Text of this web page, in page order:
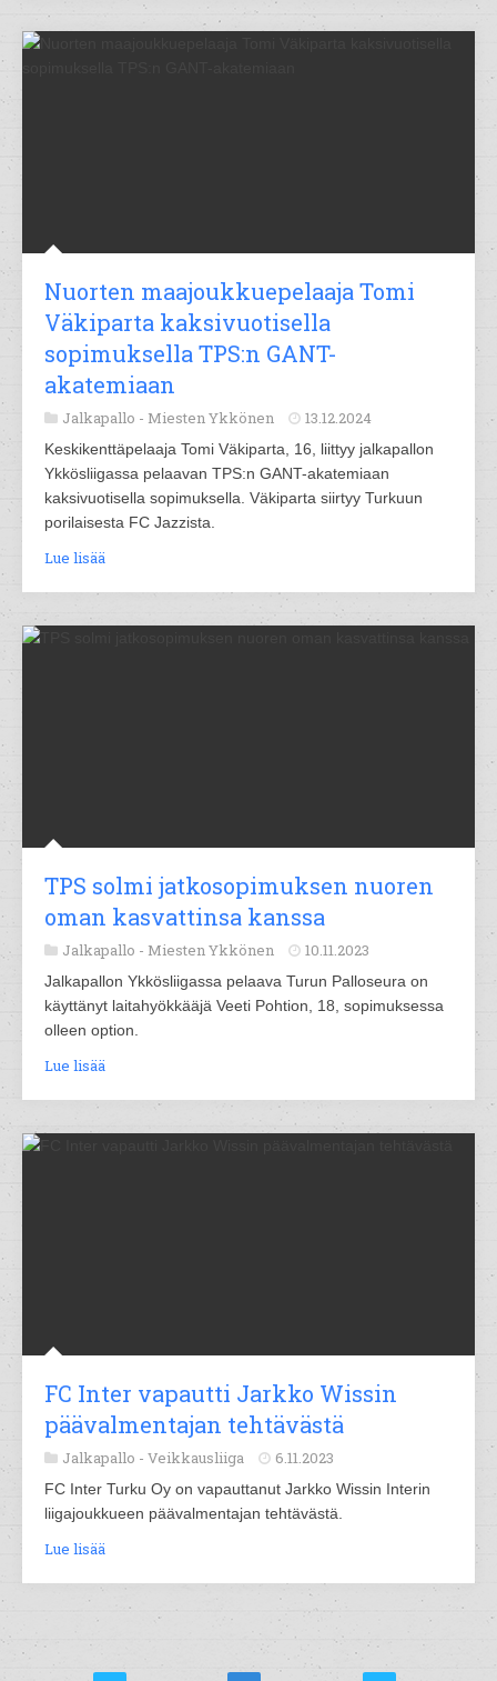
Nuorten maajoukkuepelaaja Tomi
Väkiparta kaksivuotisella
sopimuksella TPS:n GANT-
akatemiaan
Jalkapallo - Miesten Ykkönen 13.12.2024
Keskikenttäpelaaja Tomi Väkiparta, 16, liittyy jalkapallon
Ykkösliigassa pelaavan TPS:n GANT-akatemiaan
kaksivuotisella sopimuksella. Väkiparta siirtyy Turkuun
porilaisesta FC Jazzista.
Lue lisää
TPS solmi jatkosopimuksen nuoren
oman kasvattinsa kanssa
Jalkapallo - Miesten Ykkönen 10.11.2023
Jalkapallon Ykkösliigassa pelaava Turun Palloseura on
käyttänyt laitahyökkääjä Veeti Pohtion, 18, sopimuksessa
olleen option.
Lue lisää
FC Inter vapautti Jarkko Wissin
päävalmentajan tehtävästä
Jalkapallo - Veikkausliiga 6.11.2023
FC Inter Turku Oy on vapauttanut Jarkko Wissin Interin
liigajoukkueen päävalmentajan tehtävästä.
Lue lisää